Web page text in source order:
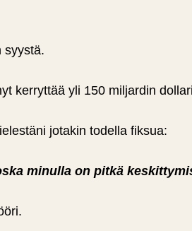
syystä.
kerryttää yli 150 miljardin
jotakin todella fiksua:
minulla on pitkä